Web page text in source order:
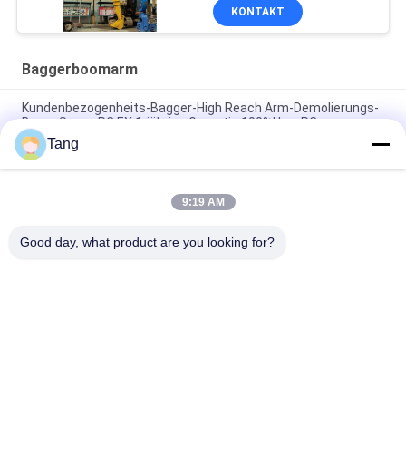
KONTAKT
Baggerboomarm
Kundenbezogenheits-Bagger-High Reach Arm-Demolierungs-
Boom Soem-PC EX 1-jährige Garantie 100%New PC
Boom der Bau-Zubehör-langen Strecke für Stapel-treibende
Spundwand
Boom-Arm der Kundenbezogenheits-langen Strecke für
Tang
9:19 AM
Good day, what product are you looking for?